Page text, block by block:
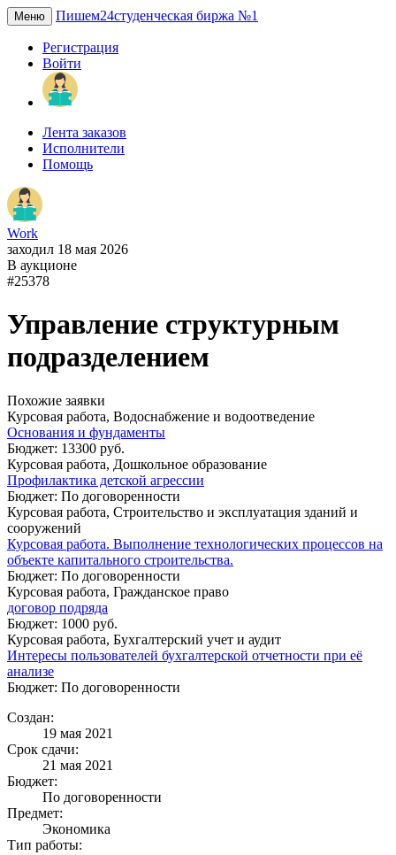
Меню Пишем24студенческая биржа №1
Регистрация
Войти
Лента заказов
Исполнители
Помощь
Work
заходил 18 мая 2026
В аукционе
#25378
Управление структурным
подразделением
Похожие заявки
Курсовая работа, Водоснабжение и водоотведение
Основания и фундаменты
Бюджет: 13300 руб.
Курсовая работа, Дошкольное образование
Профилактика детской агрессии
Бюджет: По договоренности
Курсовая работа, Строительство и эксплуатация зданий и
сооружений
Курсовая работа. Выполнение технологических процессов на
объекте капитального строительства.
Бюджет: По договоренности
Курсовая работа, Гражданское право
договор подряда
Бюджет: 1000 руб.
Курсовая работа, Бухгалтерский учет и аудит
Интересы пользователей бухгалтерской отчетности при её
анализе
Бюджет: По договоренности
Создан:
19 мая 2021
Срок сдачи:
21 мая 2021
Бюджет:
По договоренности
Предмет:
Экономика
Тип работы: